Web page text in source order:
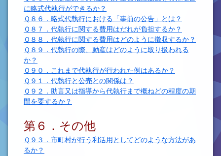
に略式代執行ができるか？
Ｑ８６．略式代執行における「事前の公告」とは？
Ｑ８７．代執行に関する費用はだれが負担するか？
Ｑ８８．代執行に関する費用はどのように徴収するか？
Ｑ８９．代執行の際、動産はどのように取り扱われる
か？
Ｑ９０．これまで代執行が行われた例はあるか？
Ｑ９１．代執行と公売との関係は？
Ｑ９２．助言又は指導から代執行まで概ねどの程度の期
間を要するか？
第６．その他
Ｑ９３．市町村が行う利活用としてどのような方法があ
るか？